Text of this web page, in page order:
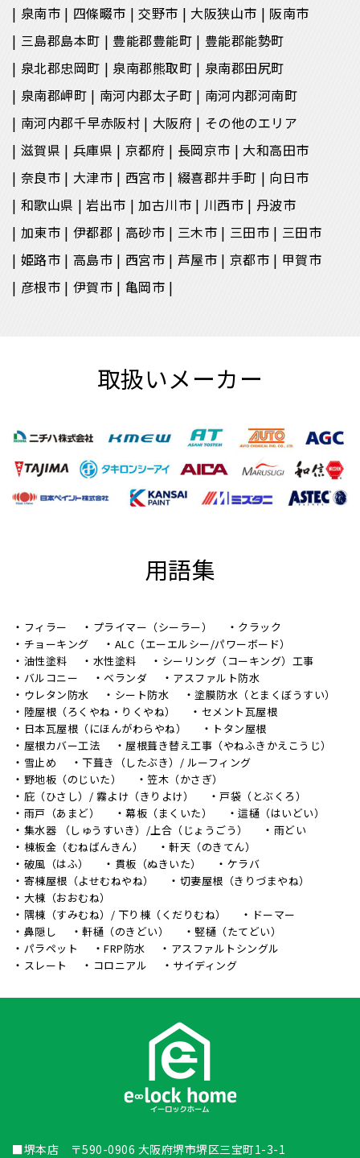
泉南市
四條畷市 交野市 大阪狭山市
阪南市
三島郡島本町
豊能郡豊能町
豊能郡能勢町
泉北郡忠岡町
泉南郡熊取町
泉南郡田尻町
泉南郡岬町
南河内郡太子町
南河内郡河南町
南河内郡千早赤阪村
大阪府
その他のエリア
滋賀県
兵庫県 京都府 長岡京市
大和高田市
奈良市
大津市 西宮市 綴喜郡井手町
向日市
和歌山県
岩出市 加古川市 川西市
丹波市
加東市
伊都郡 高砂市 三木市 三田市
三田市
姫路市
高島市 西宮市 芦屋市 京都市
甲賀市
彦根市
伊賀市 亀岡市
取扱いメーカー
用語集
フィラー プライマー（シーラー）
クラック
チョーキング
ALC（エーエルシー/パワーボード）
油性塗料
水性塗料
シーリング（コーキング）工事
バルコニー
ベランダ
アスファルト防水
ウレタン防水
シート防水
塗膜防水（とまくぼうすい）
陸屋根（ろくやね・りくやね）
セメント瓦屋根
日本瓦屋根（にほんがわらやね）
トタン屋根
屋根カバー工法
屋根葺き替え工事（やねふきかえこうじ）
雪止め
下葺き（したぶき）/ ルーフィング
野地板（のじいた）
笠木（かさぎ）
庇（ひさし）/ 霧よけ（きりよけ）
戸袋（とぶくろ）
雨戸（あまど）
幕板（まくいた）
這樋（はいどい）
集水器 （しゅうすいき）/上合（じょうごう）
雨どい
棟板金（むねばんきん）
軒天（のきてん）
破風（はふ）
貫板（ぬきいた）
ケラバ
寄棟屋根（よせむねやね）
切妻屋根（きりづまやね）
大棟（おおむね）
隅棟（すみむね）/ 下り棟（くだりむね）
ドーマー
鼻隠し
軒樋（のきどい）
竪樋（たてどい）
パラペット
FRP防水
アスファルトシングル
スレート
コロニアル サイディング
■堺本店 〒590-0906 大阪府堺市堺区三宝町1-3-1